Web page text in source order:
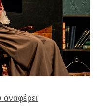
αναφέρει